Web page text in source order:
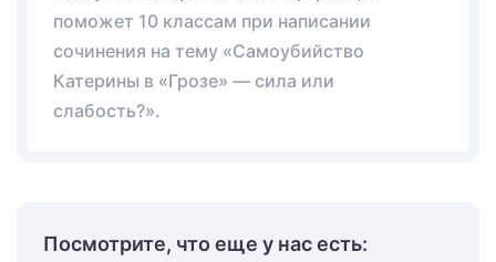
поможет 10 классам при написании
сочинения на тему «Самоубийство
Катерины в «Грозе» — сила или
слабость?».
Посмотрите, что еще у нас есть: